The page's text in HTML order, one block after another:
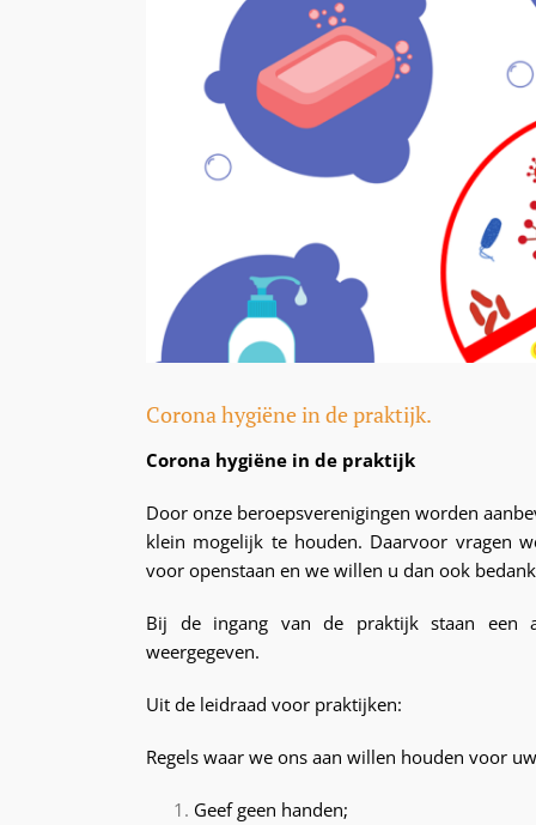
Corona hygiëne in de praktijk.
Corona hygiëne in de praktijk
Door onze beroepsverenigingen worden
klein mogelijk te houden. Daarvoor vragen
voor openstaan en we willen u dan ook
Bij de ingang van de praktijk staan een
weergegeven.
Uit de leidraad voor praktijken:
Regels waar we ons aan willen houden voor
Geef geen handen;